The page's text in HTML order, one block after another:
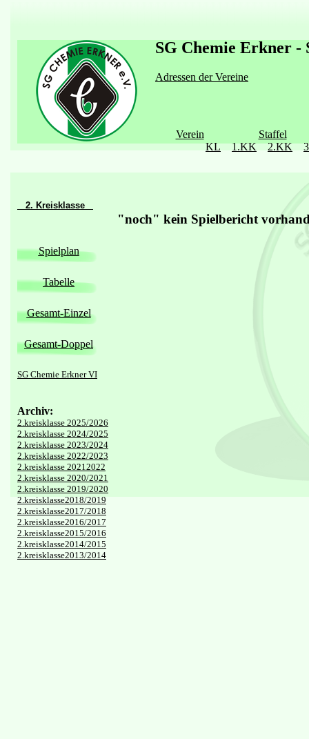
SG Chemie Erkner -
Adressen der Vereine
Verein
Staffel
KL
1.KK 2.KK
2. Kreisklasse
Spielplan
Tabelle
Gesamt-Einzel
Gesamt-Doppel
SG Chemie Erkner VI
Archiv:
2.kreisklasse 2025/2026
2.kreisklasse 2024/2025
2.kreisklasse 2023/2024
2.kreisklasse 2022/2023
2.kreisklasse 20212022
2.kreisklasse 2020/2021
2.kreisklasse 2019/2020
2.kreisklasse2018/2019
2.kreisklasse2017/2018
2.kreisklasse2016/2017
2.kreisklasse2015/2016
2.kreisklasse2014/2015
2.kreisklasse2013/2014
"noch" kein Spielbericht